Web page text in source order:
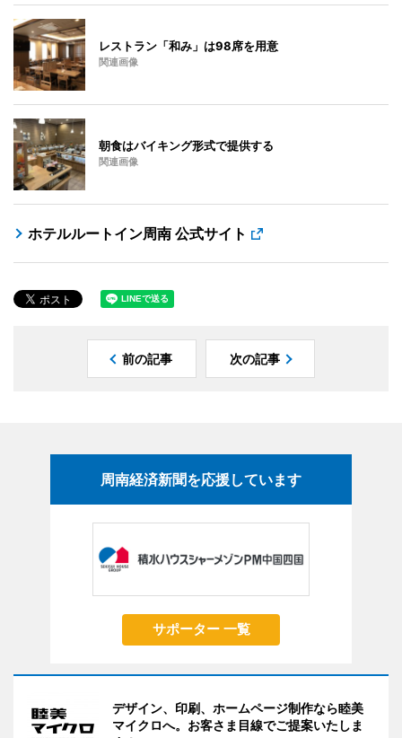
レストラン「和み」は98席を用意
関連画像
朝食はバイキング形式で提供する
関連画像
ホテルルートイン周南 公式サイト
前の記事 次の記事
周南経済新聞を応援しています
サポーター 一覧
デザイン、印刷、ホームページ制作なら睦美
マイクロへ。お客さま目線でご提案いたしま